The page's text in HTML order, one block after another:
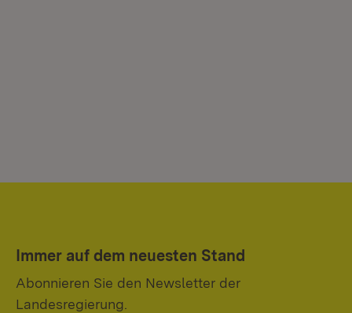
Immer auf dem neuesten Stand
Abonnieren Sie den Newsletter der
Landesregierung.